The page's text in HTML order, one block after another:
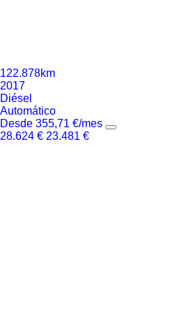
122.878km
2017
Diésel
Automático
Desde 355,71 €/mes
28.624 € 23.481 €